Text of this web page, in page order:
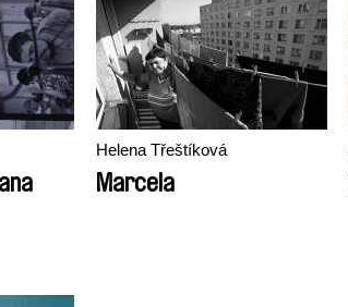
Helena Třeštíková
Marcela